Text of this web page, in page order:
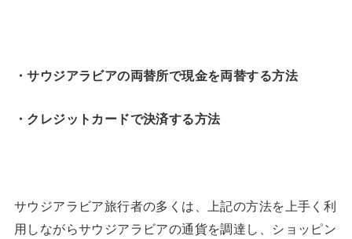
・サウジアラビアの両替所で現金を両替する方法
・クレジットカードで決済する方法
サウジアラビア旅行者の多くは、上記の方法を上手く利
用しながらサウジアラビアの通貨を調達し、ショッピン